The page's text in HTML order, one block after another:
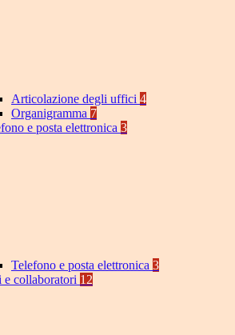
Articolazione degli uffici 4
Organigramma 7
e posta elettronica 3
Telefono e posta elettronica 3
e collaboratori 12